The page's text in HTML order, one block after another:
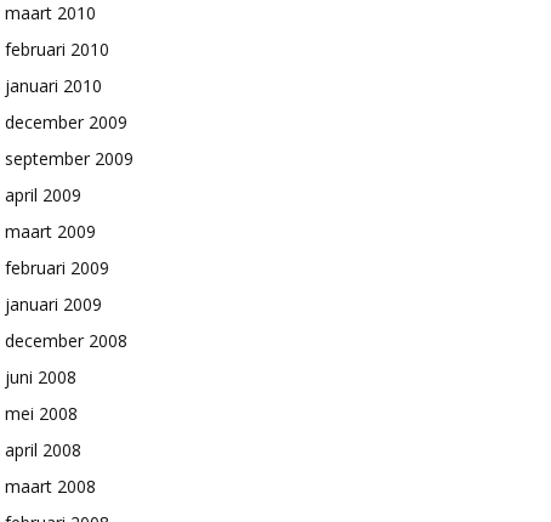
maart 2010
februari 2010
januari 2010
december 2009
september 2009
april 2009
maart 2009
februari 2009
januari 2009
december 2008
juni 2008
mei 2008
april 2008
maart 2008